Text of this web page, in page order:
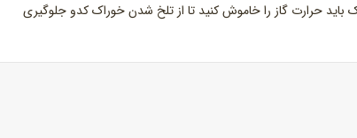
باید حرارت گاز را خاموش کنید تا از تلخ شدن خوراک کدو جلوگیری